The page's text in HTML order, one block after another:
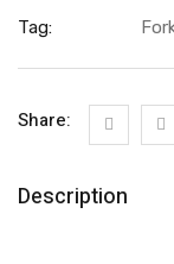
Tag:
Share:
Description